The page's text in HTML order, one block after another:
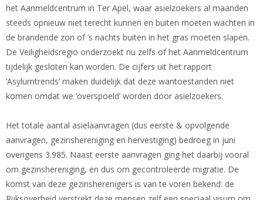
het Aanmeldcentrum in Ter Apel, waar asielzoekers al maanden
steeds opnieuw niet terecht kunnen en buiten moeten wachten in
de brandende zon of ’s nachts buiten in het gras moeten slapen.
De Veiligheidsregio onderzoekt nu zelfs of het Aanmeldcentrum
tijdelijk gesloten kan worden. De cijfers uit het rapport
‘Asylumtrends’ maken duidelijk dat deze wantoestanden niet
komen omdat we ‘overspoeld’ worden door asielzoekers.
Het totale aantal asielaanvragen (dus eerste & opvolgende
aanvragen, gezinshereniging en hervestiging) bedroeg in juni
overigens 3.985. Naast eerste aanvragen ging het daarbij vooral
om gezinshereniging, en dus om gecontroleerde migratie. De
komst van deze gezinsherenigers is van te voren bekend: de